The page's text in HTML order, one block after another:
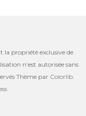
la propriété exclusive de
n’est autorisée sans
Thème par Colorlib.